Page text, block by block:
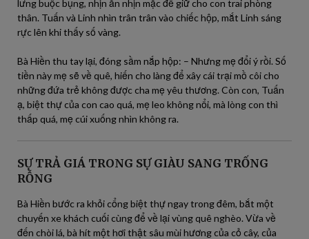
lưng buộc bụng, nhịn ăn nhịn mặc để giữ cho con trai phòng
thân. Tuấn và Linh nhìn trân trân vào chiếc hộp, mắt Linh sáng
rực lên khi thấy số vàng.
Bà Hiền thu tay lại, đóng sầm nắp hộp: – Nhưng mẹ đổi ý rồi. Số
tiền này mẹ sẽ về quê, hiến cho làng để xây cái trại mồ côi cho
những đứa trẻ không được cha mẹ yêu thương. Còn con, Tuấn
ạ, biệt thự của con cao quá, mẹ leo không nổi, mà lòng con thì
thấp quá, mẹ cúi xuống nhìn không ra.
SỰ TRẢ GIÁ TRONG SỰ GIÀU SANG TRỐNG
RỖNG
Bà Hiền bước ra khỏi cổng biệt thự ngay trong đêm, bắt một
chuyến xe khách cuối cùng để về lại vùng quê nghèo. Vừa về
đến chòi lá, bà hít một hơi thật sâu mùi hương của cỏ cây, của